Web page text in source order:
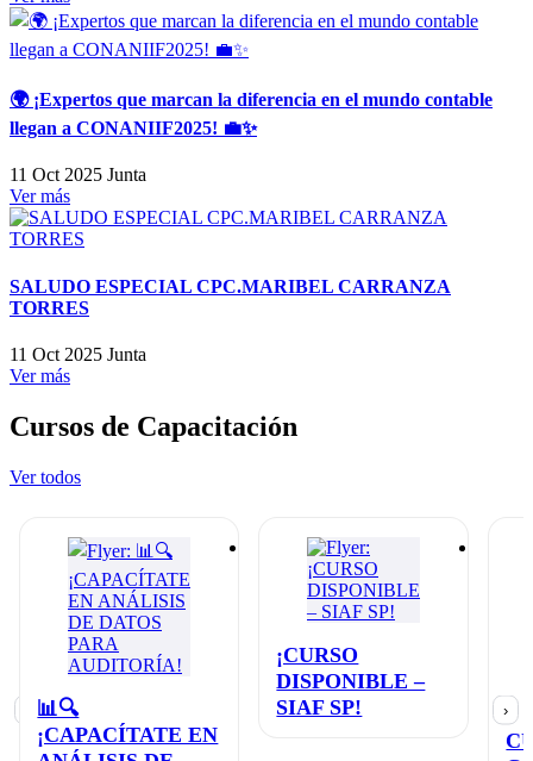
🌍 ¡Expertos que marcan la diferencia en el mundo contable
llegan a CONANIIF2025! 💼✨
11 Oct 2025 Junta
Ver más
SALUDO ESPECIAL CPC.MARIBEL CARRANZA
TORRES
11 Oct 2025 Junta
Ver más
Cursos de Capacitación
Ver todos
📊🔍
¡CAPACÍTATE EN
¡CURSO
DISPONIBLE –
SIAF SP!
›